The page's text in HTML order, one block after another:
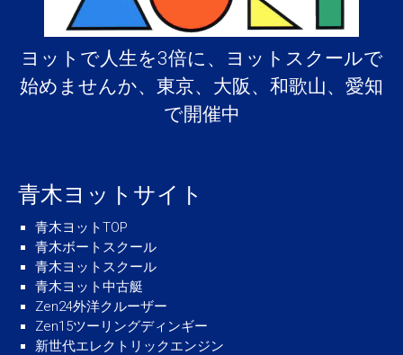
ヨットで人生を3倍に、ヨットスクールで
始めませんか、東京、大阪、和歌山、愛知
で開催中
青木ヨットサイト
青木ヨットTOP
青木ボートスクール
青木ヨットスクール
青木ヨット中古艇
Zen24外洋クルーザー
Zen15ツーリングディンギー
新世代エレクトリックエンジン